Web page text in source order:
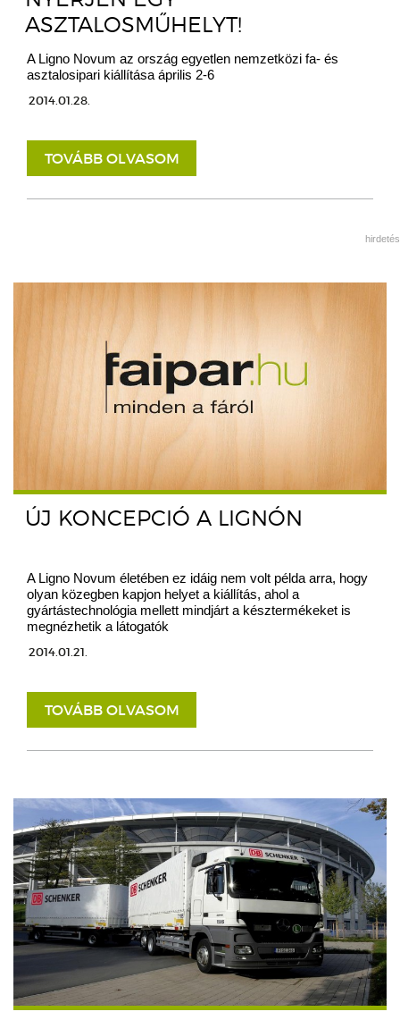
ASZTALOSMŰHELYT!
A Ligno Novum az ország egyetlen nemzetközi fa- és
asztalosipari kiállítása április 2-6
2014.01.28.
TOVÁBB OLVASOM
hirdetés
ÚJ KONCEPCIÓ A LIGNÓN
A Ligno Novum életében ez idáig nem volt példa arra, hogy
olyan közegben kapjon helyet a kiállítás, ahol a
gyártástechnológia mellett mindjárt a késztermékeket is
megnézhetik a látogatók
2014.01.21.
TOVÁBB OLVASOM